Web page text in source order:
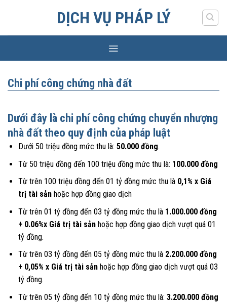
DỊCH VỤ PHÁP LÝ
Chi phí công chứng nhà đất
Dưới đây là chi phí công chứng chuyển nhượng
nhà đất theo quy định của pháp luật
Dưới 50 triệu đồng mức thu là: 50.000 đồng.
Từ 50 triệu đồng đến 100 triệu đồng mức thu là: 100.000 đồng
Từ trên 100 triệu đồng đến 01 tỷ đồng mức thu là 0,1% x Giá
trị tài sảnhoặc hợp đồng giao dịch
Từ trên 01 tỷ đồng đến 03 tỷ đồng mức thu là 1.000.000 đồng
+ 0.06%x Giá trị tài sảnhoặc hợp đồng giao dịch vượt quá 01
tỷ đồng.
Từ trên 03 tỷ đồng đến 05 tỷ đồng mức thu là 2.200.000 đồng
+ 0,05% x Giá trị tài sảnhoặc hợp đồng giao dịch vượt quá 03
tỷ đồng.
Từ trên 05 tỷ đồng đến 10 tỷ đồng mức thu là: 3.200.000 đồng